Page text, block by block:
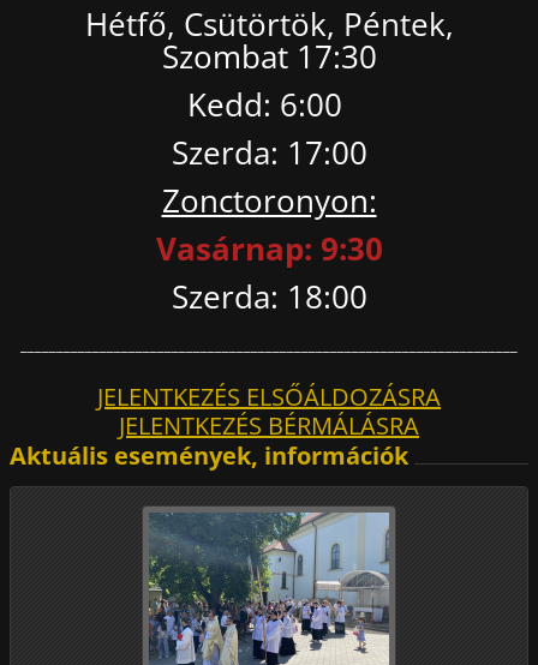
Hétfő, Csütörtök, Péntek,
Szombat 17:30
Kedd: 6:00
Szerda: 17:00
Zonctoronyon:
Vasárnap: 9:30
Szerda: 18:00
JELENTKEZÉS ELSŐÁLDOZÁSRA
JELENTKEZÉS BÉRMÁLÁSRA
Aktuális események, információk